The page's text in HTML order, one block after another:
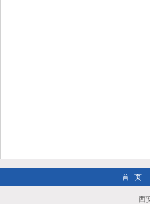
首 页
西